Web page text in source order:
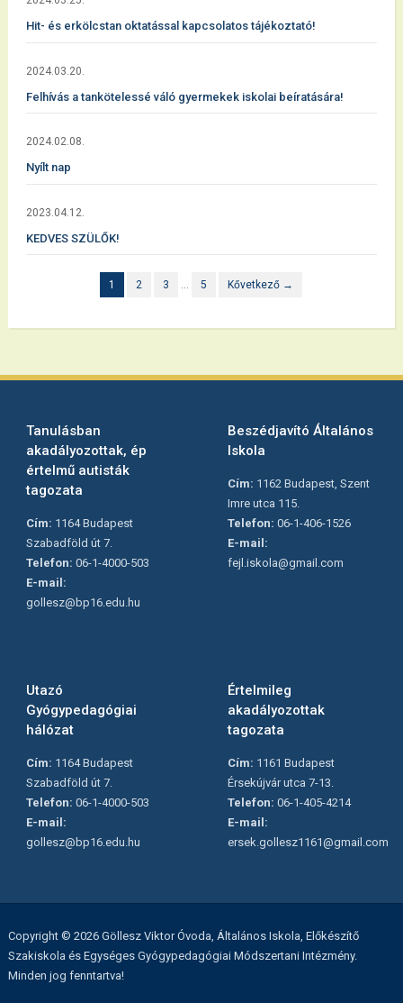
Hit- és erkölcstan oktatással kapcsolatos tájékoztató!
2024.03.20.
Felhívás a tankötelessé váló gyermekek iskolai beíratására!
2024.02.08.
Nyílt nap
2023.04.12.
KEDVES SZÜLŐK!
1 2 3 … 5 Kővetkező →
Tanulásban
akadályozottak, ép
értelmű autisták
tagozata
Cím: 1164 Budapest
Szabadföld út 7.
Telefon: 06-1-4000-503
E-mail:
gollesz@bp16.edu.hu
Beszédjavító Általános
Iskola
Cím: 1162 Budapest, Szent
Imre utca 115.
Telefon: 06-1-406-1526
E-mail:
fejl.iskola@gmail.com
Utazó
Gyógypedagógiai
hálózat
Cím: 1164 Budapest
Szabadföld út 7.
Telefon: 06-1-4000-503
E-mail:
gollesz@bp16.edu.hu
Értelmileg
akadályozottak
tagozata
Cím: 1161 Budapest
Érsekújvár utca 7-13.
Telefon: 06-1-405-4214
E-mail:
ersek.gollesz1161@gmail.com
Copyright © 2026 Göllesz Viktor Óvoda, Általános Iskola, Előkészítő
Szakiskola és Egységes Gyógypedagógiai Módszertani Intézmény.
Minden jog fenntartva!